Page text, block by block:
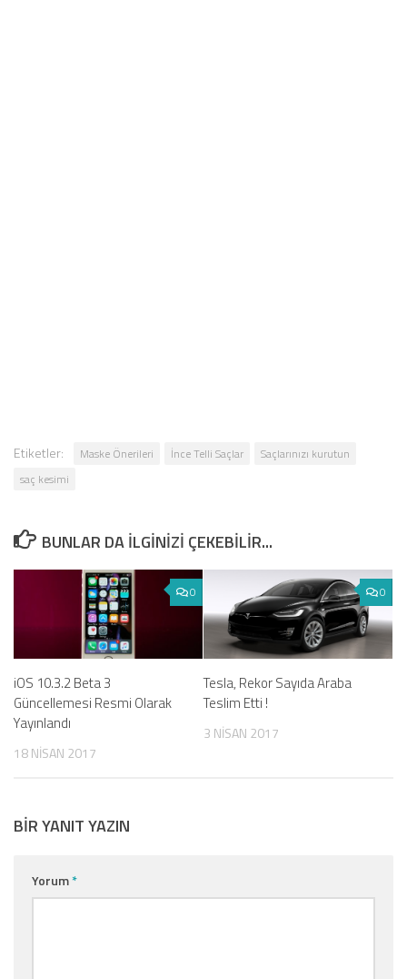
Etiketler: Maske Önerileri İnce Telli Saçlar
Saçlarınızı kurutun
saç kesimi
BUNLAR DA ILGINIZI ÇEKEBILIR...
0
iOS 10.3.2 Beta 3
Güncellemesi Resmi Olarak
Yayınlandı
18 NISAN 2017
0
Tesla, Rekor Sayıda Araba
Teslim Etti !
3 NISAN 2017
BIR YANIT YAZIN
Yorum*